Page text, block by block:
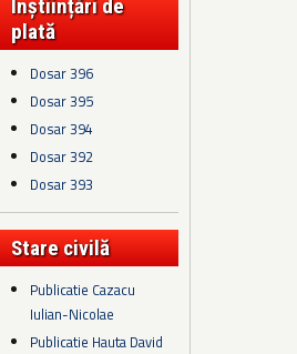
Înștiințări de
plată
Dosar 396
Dosar 395
Dosar 394
Dosar 392
Dosar 393
Stare civilă
Publicatie Cazacu
Iulian-Nicolae
Publicatie Hauta David